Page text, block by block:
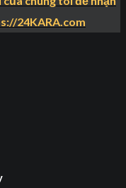
24KARA.com